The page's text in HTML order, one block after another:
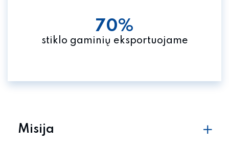
70%
stiklo gaminių eksportuojame
Misija